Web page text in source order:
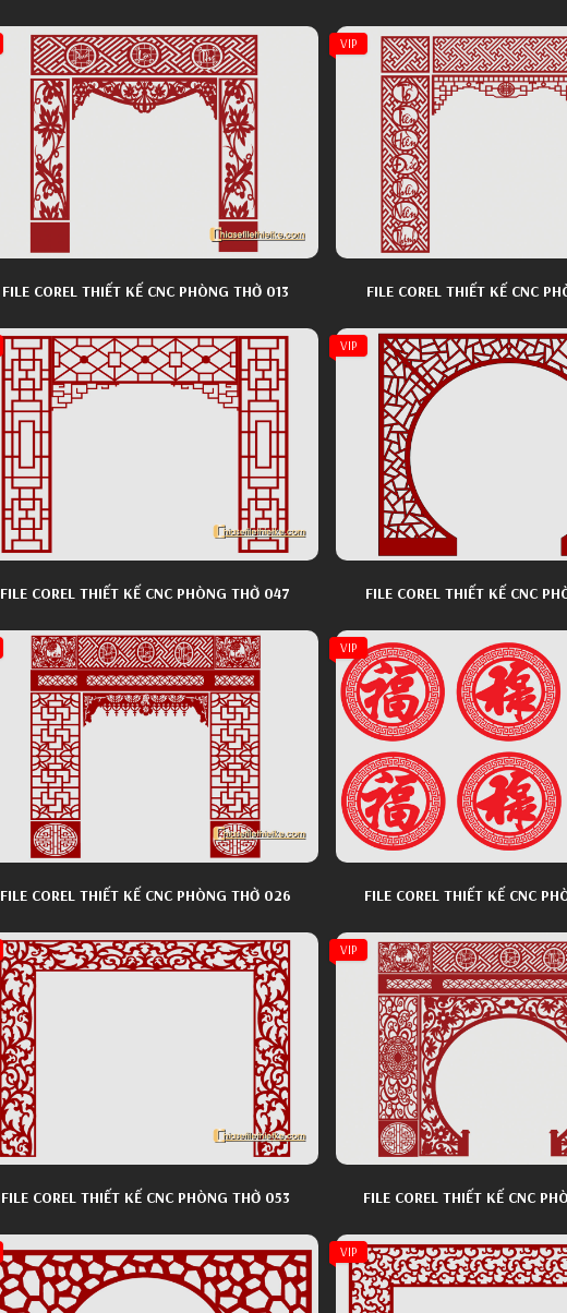
FILE COREL THIẾT KẾ CNC PHÒNG THỜ 013
VIP
FILE COREL THIẾT KẾ CNC PHÒNG THỜ 047
VIP
FILE COREL THIẾT KẾ CNC
FILE COREL THIẾT KẾ CNC PHÒNG THỜ 026
VIP
FILE COREL THIẾT KẾ CNC
FILE COREL THIẾT KẾ CNC PHÒNG THỜ 053
VIP
VIP